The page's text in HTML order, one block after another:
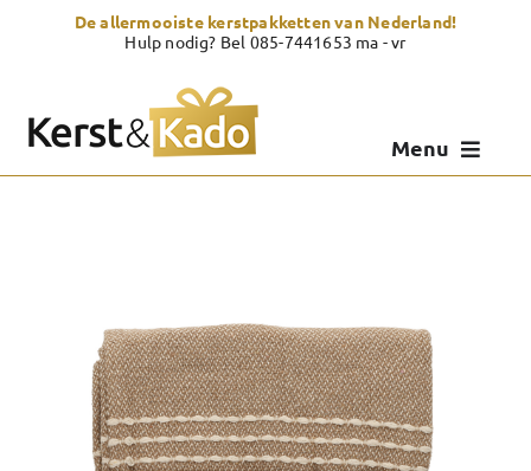
De allermooiste kerstpakketten van Nederland!
Hulp nodig? Bel 085-7441653 ma - vr
Menu
Zelf samenstellen
Showroom
Over Kerst & Kado